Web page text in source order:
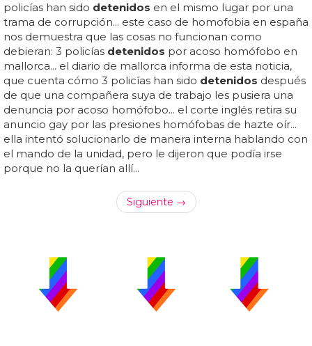
policías han sido detenidos en el mismo lugar por una
trama de corrupción... este caso de homofobia en españa
nos demuestra que las cosas no funcionan como
debieran: 3 policías detenidos por acoso homófobo en
mallorca... el diario de mallorca informa de esta noticia,
que cuenta cómo 3 policías han sido detenidos después
de que una compañera suya de trabajo les pusiera una
denuncia por acoso homófobo... el corte inglés retira su
anuncio gay por las presiones homófobas de hazte oír...
ella intentó solucionarlo de manera interna hablando con
el mando de la unidad, pero le dijeron que podía irse
porque no la querían allí...
Siguiente →